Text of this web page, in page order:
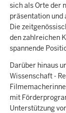
sich als Orte der
präsentation und
Die
den zahlreichen
spannende
Darüber hinaus
Wissenschaft -
mit
Unterstützung